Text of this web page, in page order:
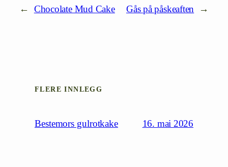
← Chocolate Mud Cake Gås på påskeaften →
FLERE INNLEGG
Bestemors gulrotkake 16. mai 2026